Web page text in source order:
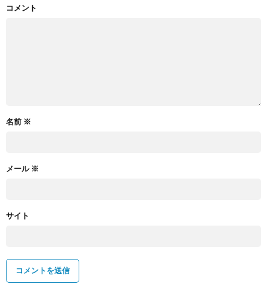
コメント
名前 ※
メール ※
サイト